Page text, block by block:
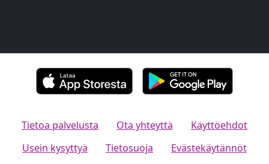
Tietoa palvelusta Ota yhteyttä
Käyttöehdot
Usein kysyttyä
Tietosuoja Evästekäytännöt